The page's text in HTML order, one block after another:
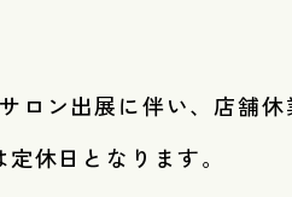
ロン出展に伴い、店舗休
休日となります。